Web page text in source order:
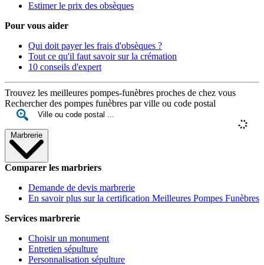
Estimer le prix des obsèques
Pour vous aider
Qui doit payer les frais d'obsèques ?
Tout ce qu'il faut savoir sur la crémation
10 conseils d'expert
Trouvez les meilleures pompes-funèbres proches de chez vous
Rechercher des pompes funèbres par ville ou code postal
Marbrerie
Comparer les marbriers
Demande de devis marbrerie
En savoir plus sur la certification Meilleures Pompes Funèbres
Services marbrerie
Choisir un monument
Entretien sépulture
Personnalisation sépulture